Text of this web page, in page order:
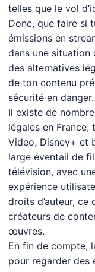
telles que le vol
Donc, que faire si
émissions en
dans une situation
des alternatives
de ton contenu
sécurité en danger.
Il existe de
légales en
Video, Disney+ et
large éventail de
télévision, avec
expérience
droits d’auteur,
créateurs de
œuvres.
En fin de compte,
pour regarder des